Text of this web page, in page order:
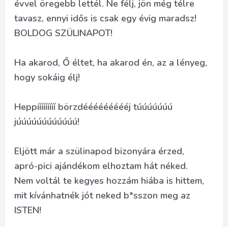
évvel öregebb lettél. Ne félj, jön még télre
tavasz, ennyi idős is csak egy évig maradsz!
BOLDOG SZÜLINAPOT!
Ha akarod, Ő éltet, ha akarod én, az a lényeg,
hogy sokáig élj!
Heppííííííííí börzdéééééééééj túúúúúúú
júúúúúúúúúúúú!
Eljött már a szülinapod bizonyára érzed,
apró-pici ajándékom elhoztam hát néked.
Nem voltál te kegyes hozzám hiába is hittem,
mit kívánhatnék jót neked b*sszon meg az
ISTEN!